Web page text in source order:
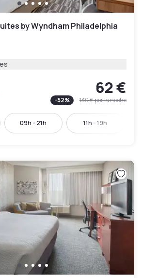
by Wyndham Philadelphia
62 €
-52% 130 €por la noche
09h - 21h 11h - 19h